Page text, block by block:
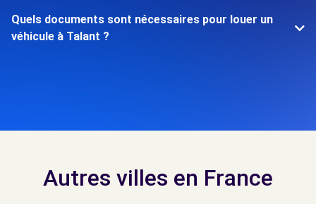
Quels documents sont nécessaires pour louer un
véhicule à Talant ?
Autres villes en France